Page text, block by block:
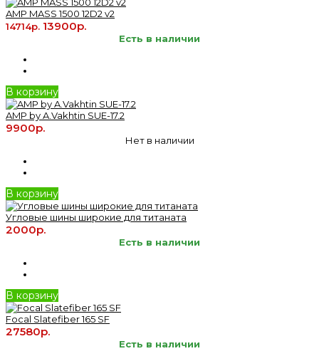
AMP MASS 1500 12D2 v2
14714р. 13900р.
Есть в наличии
В корзину
AMP by A.Vakhtin SUE-17.2
9900р.
Нет в наличии
В корзину
Угловые шины широкие для титаната
2000р.
Есть в наличии
В корзину
Focal Slatefiber 165 SF
27580р.
Есть в наличии